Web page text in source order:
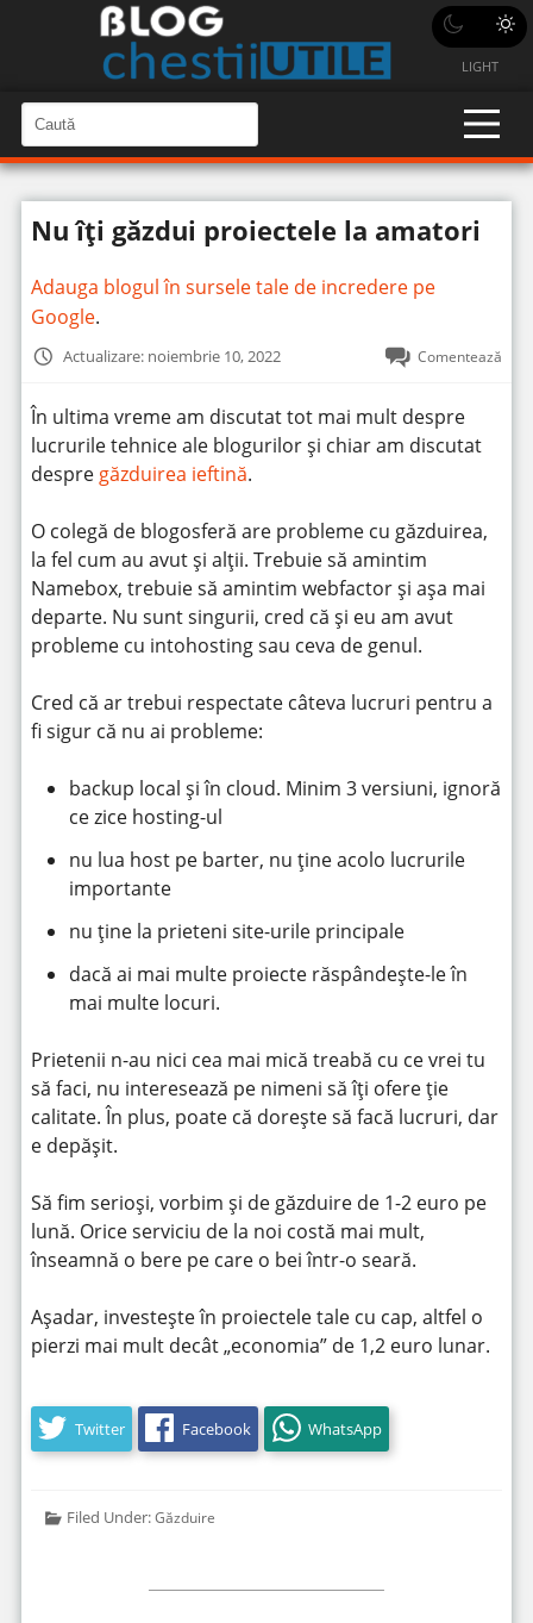
LIGHT
a
u
t
n
e
C
a
u
î
n
t
Nu îți găzdui proiectele la amatori
Adauga blogul în sursele tale de incredere pe
Google.
Actualizare: noiembrie 10, 2022 Comentează
În ultima vreme am discutat tot mai mult despre
lucrurile tehnice ale blogurilor și chiar am discutat
despre găzduirea ieftină.
O colegă de blogosferă are probleme cu găzduirea,
la fel cum au avut și alții. Trebuie să amintim
Namebox, trebuie să amintim webfactor și așa mai
departe. Nu sunt singurii, cred că și eu am avut
probleme cu intohosting sau ceva de genul.
Cred că ar trebui respectate câteva lucruri pentru a
fi sigur că nu ai probleme:
backup local și în cloud. Minim 3 versiuni, ignoră
ce zice hosting-ul
nu lua host pe barter, nu ține acolo lucrurile
importante
nu ține la prieteni site-urile principale
dacă ai mai multe proiecte răspândește-le în
mai multe locuri.
Prietenii n-au nici cea mai mică treabă cu ce vrei tu
să faci, nu interesează pe nimeni să îți ofere ție
calitate. În plus, poate că dorește să facă lucruri, dar
e depășit.
Să fim serioși, vorbim și de găzduire de 1-2 euro pe
lună. Orice serviciu de la noi costă mai mult,
înseamnă o bere pe care o bei într-o seară.
Așadar, investește în proiectele tale cu cap, altfel o
pierzi mai mult decât „economia” de 1,2 euro lunar.
Twitter Facebook WhatsApp
Filed Under:Găzduire